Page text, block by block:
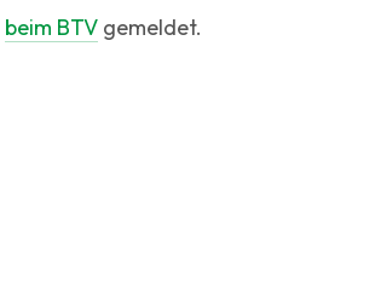
beim BTV gemeldet.